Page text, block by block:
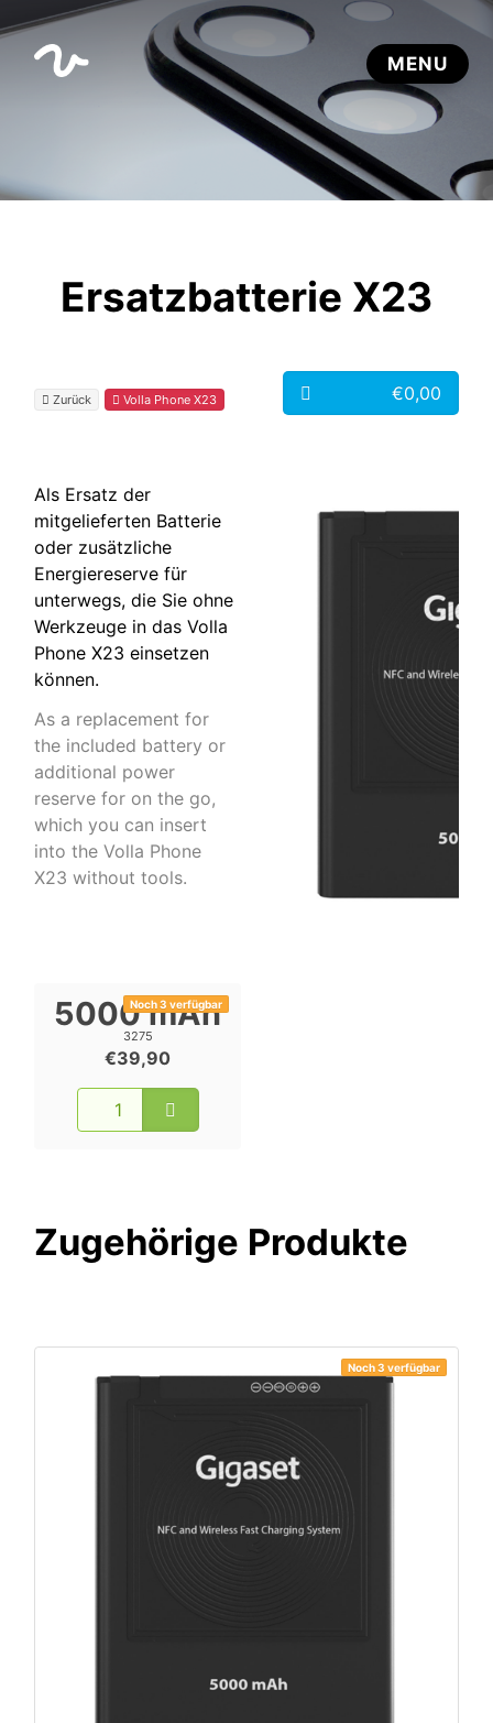
Ersatzbatterie X23
Zurück Volla Phone X23 €0,00
Als Ersatz der
mitgelieferten Batterie
oder zusätzliche
Energiereserve für
unterwegs, die Sie ohne
Werkzeuge in das Volla
Phone X23 einsetzen
können.
As a replacement for
the included battery or
additional power
reserve for on the go,
which you can insert
into the Volla Phone
X23 without tools.
Noch 3 verfügbar
5000 mAh
3275
€39,90
Zugehörige Produkte
Noch 3 verfügbar